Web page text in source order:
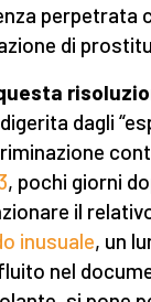
perpetrata
di
dagli
, pochi giorni
il
inusuale, un
nel